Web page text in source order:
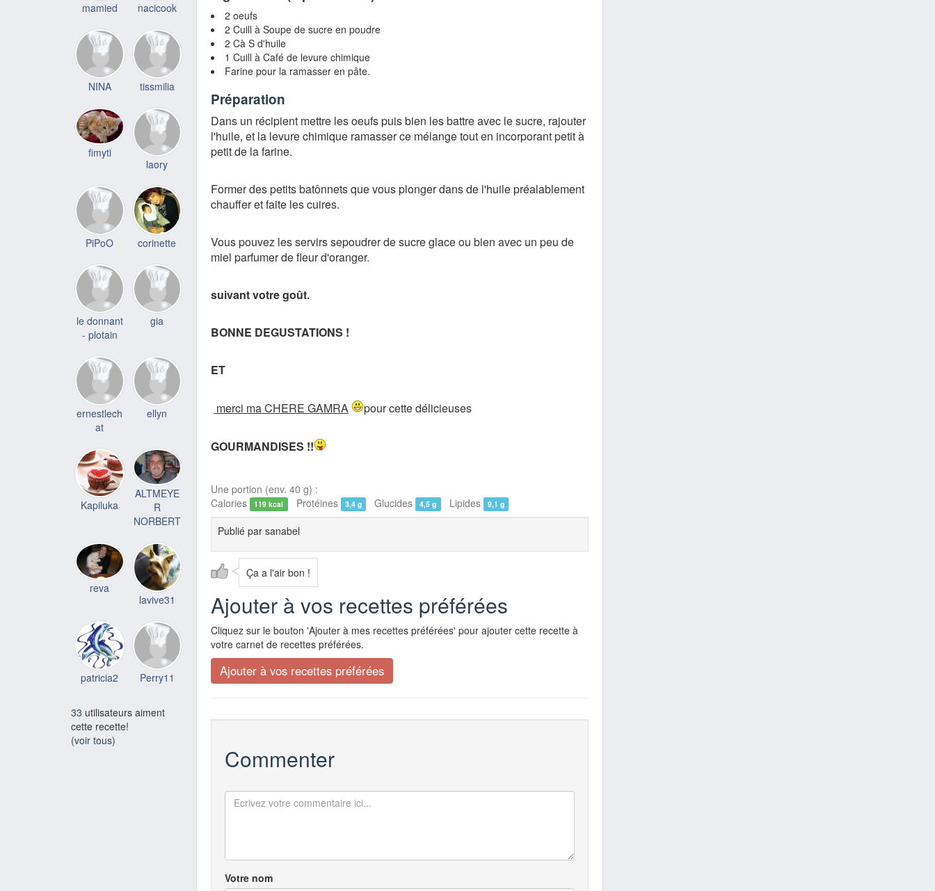
2 oeufs
2 Cuill à Soupe de sucre en poudre
2 Cà S d'huile
1 Cuill à Café de levure chimique
Farine pour la ramasser en pâte.
Préparation
Dans un récipient mettre les oeufs puis bien les battre avec le sucre, rajouter
l'huile, et la levure chimique ramasser ce mélange tout en incorporant petit à
petit de la farine.
Former des petits batônnets que vous plonger dans de l'huile préalablement
chauffer et faite les cuires.
Vous pouvez les servirs sepoudrer de sucre glace ou bien avec un peu de
miel parfumer de fleur d'oranger.
suivant votre goût.
BONNE DEGUSTATIONS !
ET
merci ma CHERE GAMRA pour cette délicieuses
GOURMANDISES !!
Une portion (env. 40 g) :
Calories
119 kcal Protéines 3,4 g Glucides 4,5 g Lipides 9,1 g
Publié par sanabel
Ça a l'air bon !
Ajouter à vos recettes préférées
Cliquez sur le bouton 'Ajouter à mes recettes préférées' pour ajouter cette recette à
votre carnet de recettes préférées.
Commenter
Votre nom
mamied nacicook
NINA tissmilia
fimyti
laory
PiPoO corinette
le donnant
- plotain
gia
ernestlech
at
ellyn
Kapiluka
ALTMEYE
R
NORBERT
reva
lavive31
patricia2 Perry11
33 utilisateurs aiment
cette recette!
(voir tous)